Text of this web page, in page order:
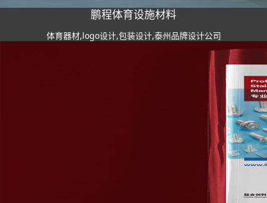
鹏程体育设施材料
体育器材,logo设计,包装设计,泰州品牌设计公司